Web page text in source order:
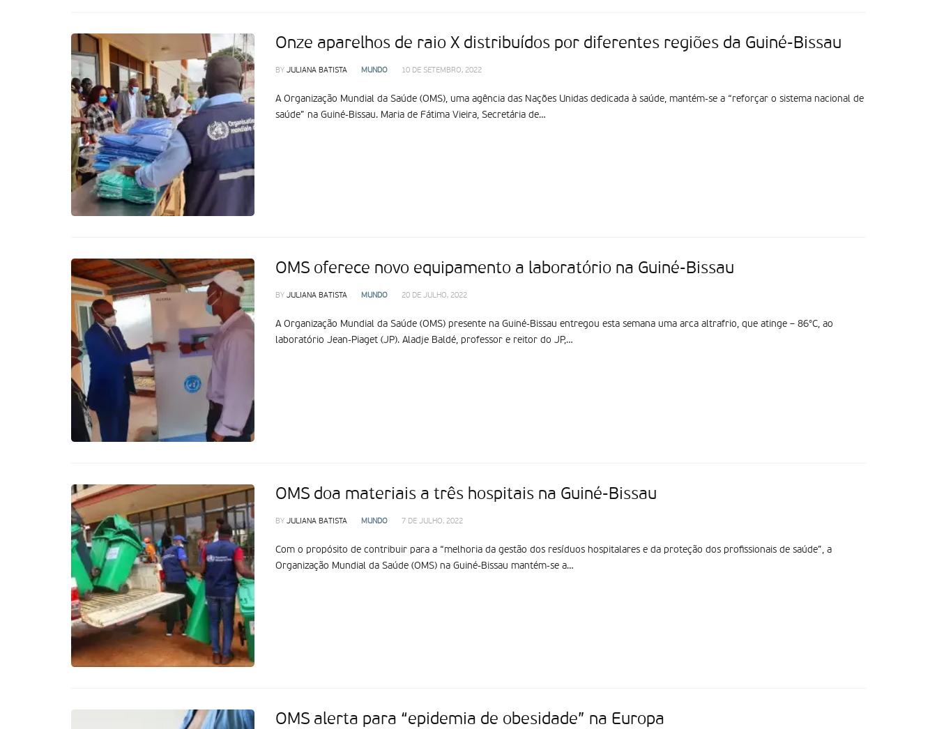
Onze aparelhos de raio X distribuídos por diferentes regiões da Guiné-Bissau
BY JULIANA BATISTA MUNDO 10 DE SETEMBRO, 2022
A Organização Mundial da Saúde (OMS), uma agência das Nações Unidas dedicada à saúde, mantém-se a “reforçar o sistema nacional de
saúde” na Guiné-Bissau. Maria de Fátima Vieira, Secretária de…
OMS oferece novo equipamento a laboratório na Guiné-Bissau
BY JULIANA BATISTA MUNDO 20 DE JULHO, 2022
A Organização Mundial da Saúde (OMS) presente na Guiné-Bissau entregou esta semana uma arca altrafrio, que atinge – 86°C, ao
laboratório Jean-Piaget (JP). Aladje Baldé, professor e reitor do JP,…
OMS doa materiais a três hospitais na Guiné-Bissau
BY JULIANA BATISTA MUNDO 7 DE JULHO, 2022
Com o propósito de contribuir para a “melhoria da gestão dos resíduos hospitalares e da proteção dos profissionais de saúde”, a
Organização Mundial da Saúde (OMS) na Guiné-Bissau mantém-se a…
OMS alerta para “epidemia de obesidade” na Europa